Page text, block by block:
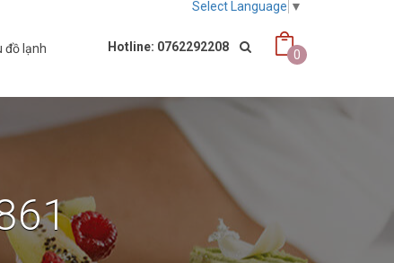
Select Language ▼
Hotline: 0762292208
0
đồ lạnh